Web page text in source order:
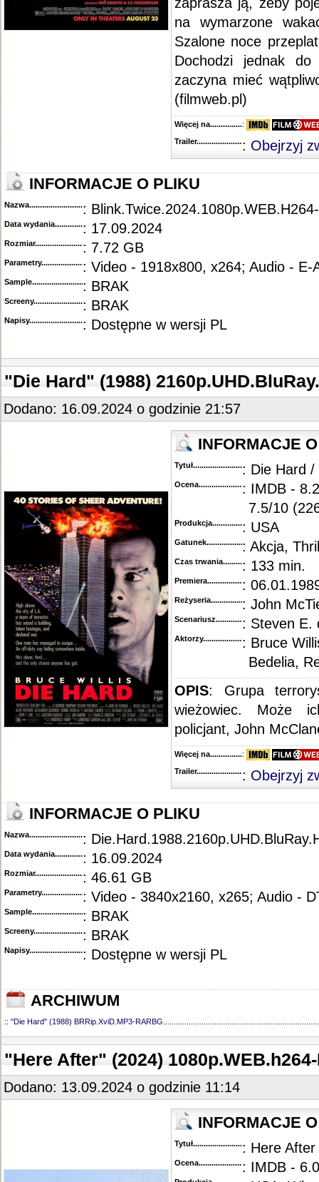
na wymarzone
Szalone noce
Dochodzi jednak
zaczyna mieć
(filmweb.pl)
Więcej na........................................
:
Trailer...........................................
: Obejrzyj
INFORMACJE O PLIKU
Nazwa.............................................
:
Data wydania......................................
: 17.09.2024
Rozmiar...........................................
: 7.72 GB
Parametry.........................................: Video - 1918x800, x264; Audio - E-
Sample............................................
: BRAK
Screeny...........................................
: BRAK
Napisy............................................: Dostępne w wersji PL
"Die Hard" (1988)
Dodano: 16.09.2024 o godzinie 21:57
INFORMACJE
Tytuł............................................
: Die Hard /
Ocena.............................................
: IMDB -
7.5/10
Produkcja.........................................
: USA
Gatunek...........................................
: Akcja,
Czas trwania......................................
: 133 min.
Premiera..........................................
:
Reżyseria........................................
: John
Scenariusz........................................
: Steven E.
Aktorzy...........................................
: Bruce
Bedelia,
OPIS: Grupa
wieżowiec. Może
policjant, John
Więcej na........................................
:
Trailer...........................................
: Obejrzyj
INFORMACJE O PLIKU
Nazwa.............................................
:
Data wydania......................................
: 16.09.2024
Rozmiar...........................................
: 46.61 GB
Parametry.........................................: Video - 3840x2160, x265; Audio -
Sample............................................
: BRAK
Screeny...........................................
: BRAK
Napisy............................................: Dostępne w wersji PL
ARCHIWUM
:: "Die Hard" (1988) BRRip.XviD.MP3-RARBG
"Here After" (2024)
Dodano: 13.09.2024 o godzinie 11:14
INFORMACJE
Tytuł............................................
: Here
Ocena.............................................
: IMDB -